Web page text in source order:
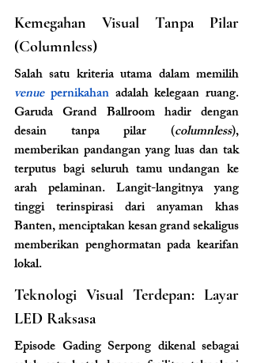
Kemegahan Visual Tanpa Pilar
(Columnless)
Salah satu kriteria utama dalam memilih
venue pernikahan adalah kelegaan ruang.
Garuda Grand Ballroom hadir dengan
desain tanpa pilar (columnless),
memberikan pandangan yang luas dan tak
terputus bagi seluruh tamu undangan ke
arah pelaminan. Langit-langitnya yang
tinggi terinspirasi dari anyaman khas
Banten, menciptakan kesan grand sekaligus
memberikan penghormatan pada kearifan
lokal.
Teknologi Visual Terdepan: Layar
LED Raksasa
Episode Gading Serpong dikenal sebagai